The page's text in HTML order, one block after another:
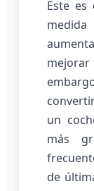
Este
un
más
de